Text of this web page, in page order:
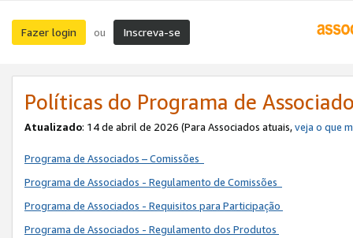
Fazer login ou Inscreva-se
Políticas do Programa de
Atualizado: 14 de abril de 2026 (Para Associados atuais,veja o que
Programa de Associados – Comissões
Programa de Associados - Regulamento de Comissões
Programa de Associados - Requisitos para Participação
Programa de Associados - Regulamento dos Produtos